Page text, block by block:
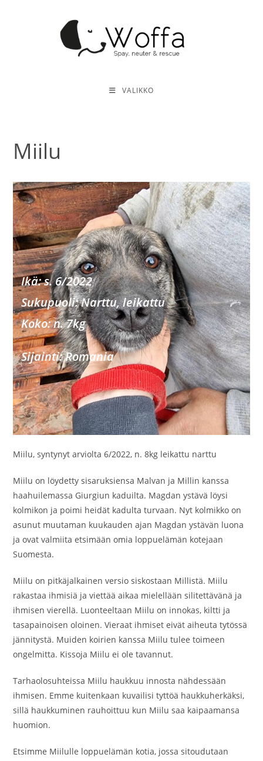
VALIKKO
Miilu
Ikä: s. 6/2022
Sukupuoli: Narttu, leikattu
Koko: n.7kg
Sijainti: Romania
Miilu, syntynyt arviolta 6/2022, n. 8kg leikattu narttu
Miilu on löydetty sisaruksiensa Malvan ja Millin kanssa
haahuilemassa Giurgiun kaduilta. Magdan ystävä löysi
kolmikon ja poimi heidät kadulta turvaan. Nyt kolmikko on
asunut muutaman kuukauden ajan Magdan ystävän luona
ja ovat valmiita etsimään omia loppuelämän kotejaan
Suomesta.
Miilu on pitkäjalkainen versio siskostaan Millistä. Miilu
rakastaa ihmisiä ja viettää aikaa mielellään silitettävänä ja
ihmisen vierellä. Luonteeltaan Miilu on innokas, kiltti ja
tasapainoisen oloinen. Vieraat ihmiset eivät aiheuta tytössä
jännitystä. Muiden koirien kanssa Miilu tulee toimeen
ongelmitta. Kissoja Miilu ei ole tavannut.
Tarhaolosuhteissa Miilu haukkuu innosta nähdessään
ihmisen. Emme kuitenkaan kuvailisi tyttöä haukkuherkäksi,
sillä haukkuminen rauhoittuu kun Miilu saa kaipaamansa
huomion.
Etsimme Miilulle loppuelämän kotia, jossa sitoudutaan